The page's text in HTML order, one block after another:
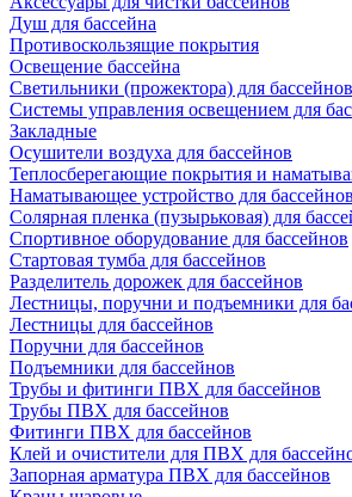
Душ для бассейна
Противоскользящие покрытия
Освещение бассейна
Светильники (прожектора) для бассейнов
Системы управления освещением для
Закладные
Осушители воздуха для бассейнов
Теплосберегающие покрытия и
Наматывающее устройство для бассейнов
Солярная пленка (пузырьковая) для
Спортивное оборудование для бассейнов
Стартовая тумба для бассейнов
Разделитель дорожек для бассейнов
Лестницы, поручни и подъемники для
Лестницы для бассейнов
Поручни для бассейнов
Подъемники для бассейнов
Трубы и фитинги ПВХ для бассейнов
Трубы ПВХ для бассейнов
Фитинги ПВХ для бассейнов
Клей и очистители для ПВХ для
Запорная арматура ПВХ для бассейнов